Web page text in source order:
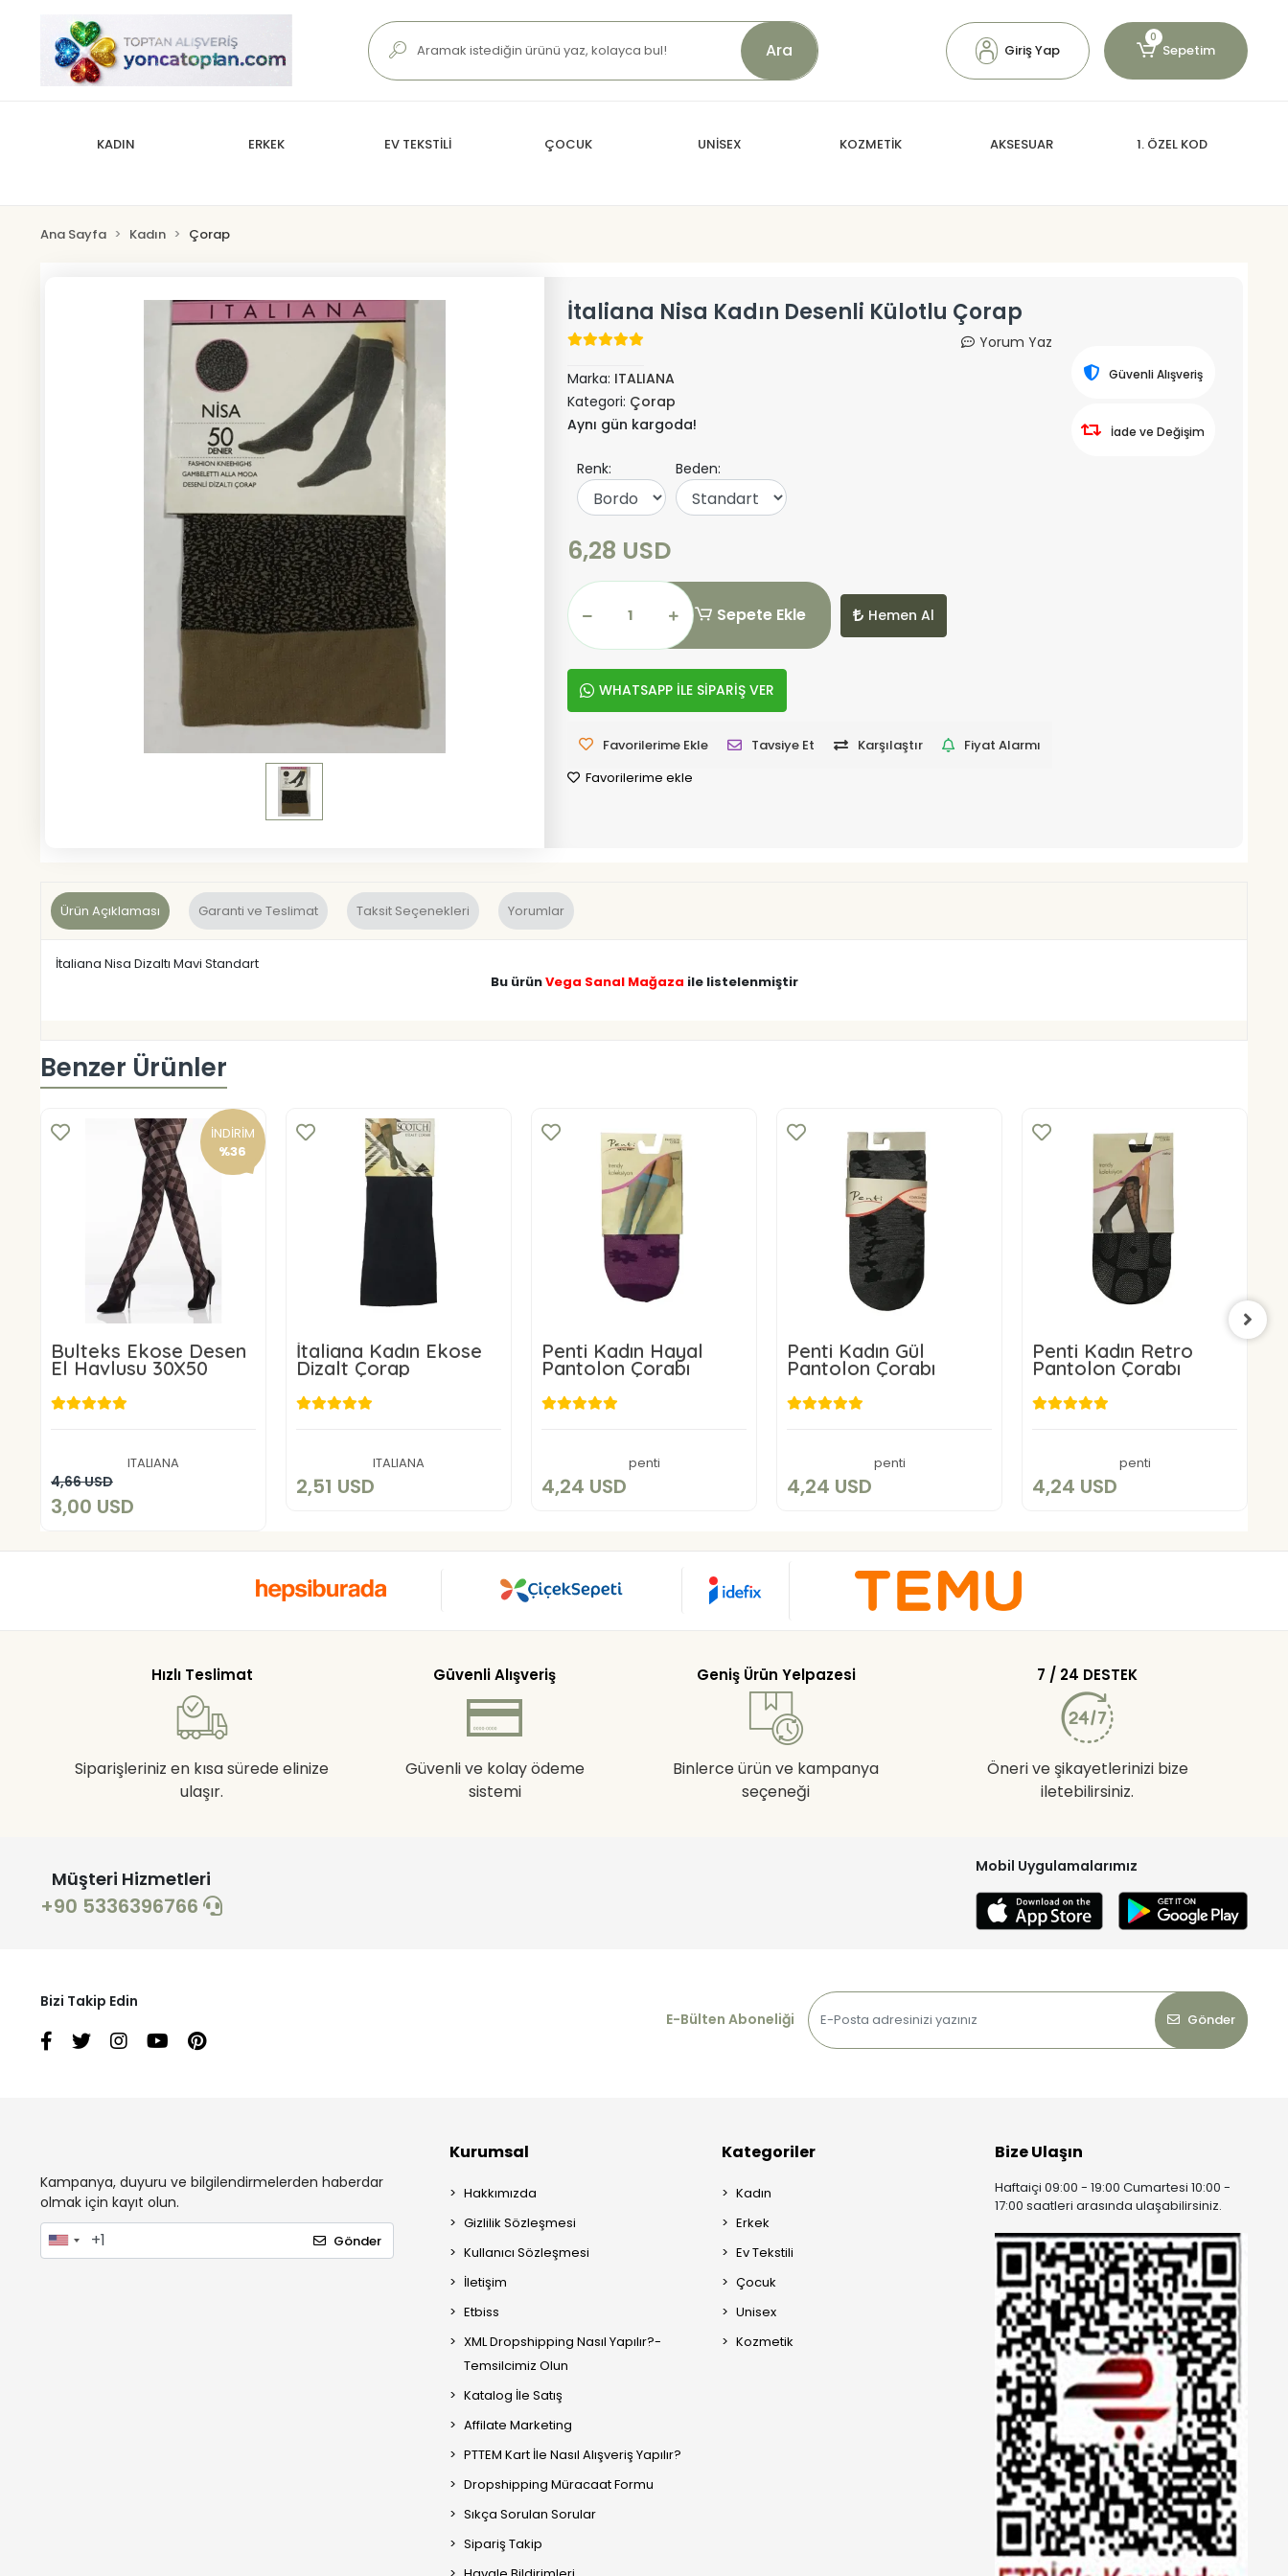
Ara Giriş Yap
0
Sepetim
KADIN ERKEK EV TEKSTİLİ ÇOCUK UNİSEX KOZMETİK AKSESUAR 1. ÖZEL KOD
Ana Sayfa Kadın Çorap
İtaliana Nisa Kadın Desenli Külotlu Çorap
Yorum Yaz
Marka: ITALIANA
Kategori: Çorap
Aynı gün kargoda!
Renk: Beden:
6,28 USD
Sepete Ekle Hemen Al
WHATSAPP İLE SİPARİŞ VER
Favorilerime Ekle Tavsiye Et Karşılaştır
Fiyat Alarmı
Favorilerime ekle
Güvenli Alışveriş
İade ve Değişim
Ürün Açıklaması Garanti ve Teslimat Taksit Seçenekleri Yorumlar
İtaliana Nisa Dizaltı Mavi Standart
Bu ürünVega Sanal Mağaza ile listelenmiştir
Benzer Ürünler
İNDİRİM
%36
Bulteks Ekose Desen
El Havlusu 30X50
ITALIANA
4,66 USD
3,00 USD
İtaliana Kadın Ekose
Dizalt Çorap
ITALIANA
2,51 USD
Sepete Ekle
Penti Kadın Hayal
Pantolon Çorabı
penti
4,24 USD
Sepete Ekle
Penti Kadın Gül
Pantolon Çorabı
penti
4,24 USD
Sepete Ekle
Penti Kadın Retro
Pantolon Çorabı
penti
4,24 USD
Sepete Ekle
Hızlı Teslimat
Siparişleriniz en kısa sürede elinize
ulaşır.
Güvenli Alışveriş
Güvenli ve kolay ödeme
sistemi
Geniş Ürün Yelpazesi
Binlerce ürün ve kampanya
seçeneği
7 / 24 DESTEK
Öneri ve şikayetlerinizi bize
iletebilirsiniz.
Müşteri Hizmetleri
+90 5336396766
Mobil Uygulamalarımız
Bizi Takip Edin
E-Bülten Aboneliği
Gönder
Kampanya, duyuru ve bilgilendirmelerden haberdar
olmak için kayıt olun.
Gönder
Kurumsal
Hakkımızda
Gizlilik Sözleşmesi
Kullanıcı Sözleşmesi
İletişim
Etbiss
XML Dropshipping Nasıl Yapılır?-
Temsilcimiz Olun
Katalog İle Satış
Affilate Marketing
PTTEM Kart İle Nasıl Alışveriş Yapılır?
Dropshipping Müracaat Formu
Sıkça Sorulan Sorular
Sipariş Takip
Kategoriler
Kadın
Erkek
Ev Tekstili
Çocuk
Unisex
Kozmetik
Bize Ulaşın
Haftaiçi 09:00 - 19:00 Cumartesi 10:00 -
17:00 saatleri arasında ulaşabilirsiniz.